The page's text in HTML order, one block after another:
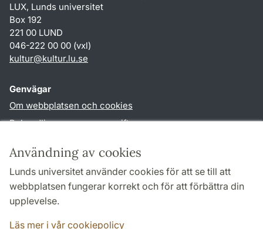
Användning av cookies
Lunds universitet använder cookies för att se till att
webbplatsen fungerar korrekt och för att förbättra din
upplevelse.
Läs mer i vår cookiepolicy
LUX, Lunds universitet
Box 192
221 00 LUND
046-222 00 00 (vxl)
kultur@kultur.lu.se
Genvägar
Om webbplatsen och cookies
Behandling av personuppgifter
TYPO3-login
Följ oss i sociala medier